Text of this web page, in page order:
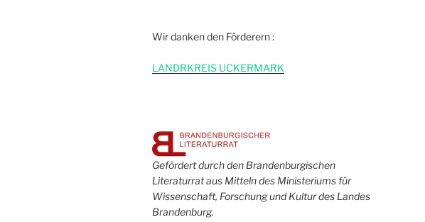
Wir danken den Förderern :
L ANDRKREIS UCKERMARK
Gefördert durch den Brandenburgischen
Literaturrat aus Mitteln des Ministeriums für
Wissenschaft, Forschung und Kultur des Landes
Brandenburg.